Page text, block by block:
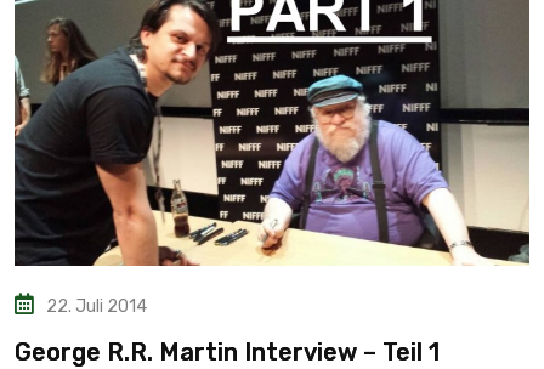
22. Juli 2014
George R.R. Martin Interview – Teil 1